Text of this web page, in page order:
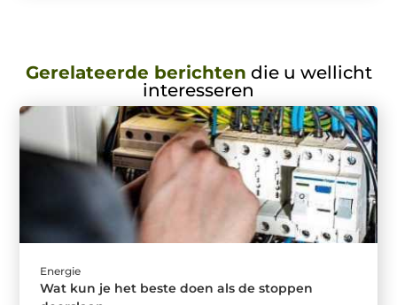
Gerelateerde berichten die u wellicht
interesseren
Energie
Wat kun je het beste doen als de stoppen